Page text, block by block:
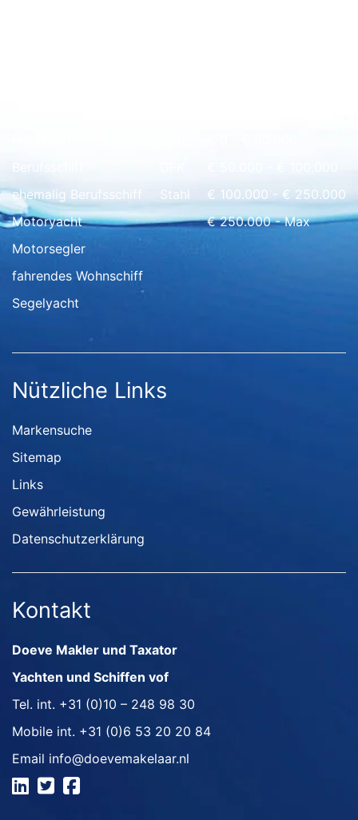
ehemalig Berufsschiff
Motoryacht
Motorsegler
fahrendes Wohnschiff
Segelyacht
Stahl
€ 100.000 - € 250.000
€ 250.000 - Max
Nützliche Links
Markensuche
Sitemap
Links
Gewährleistung
Datenschutzerklärung
Kontakt
Doeve Makler und Taxator
Yachten und Schiffen vof
Tel. int. +31 (0)10 – 248 98 30
Mobile int. +31 (0)6 53 20 20 84
Email info@doevemakelaar.nl